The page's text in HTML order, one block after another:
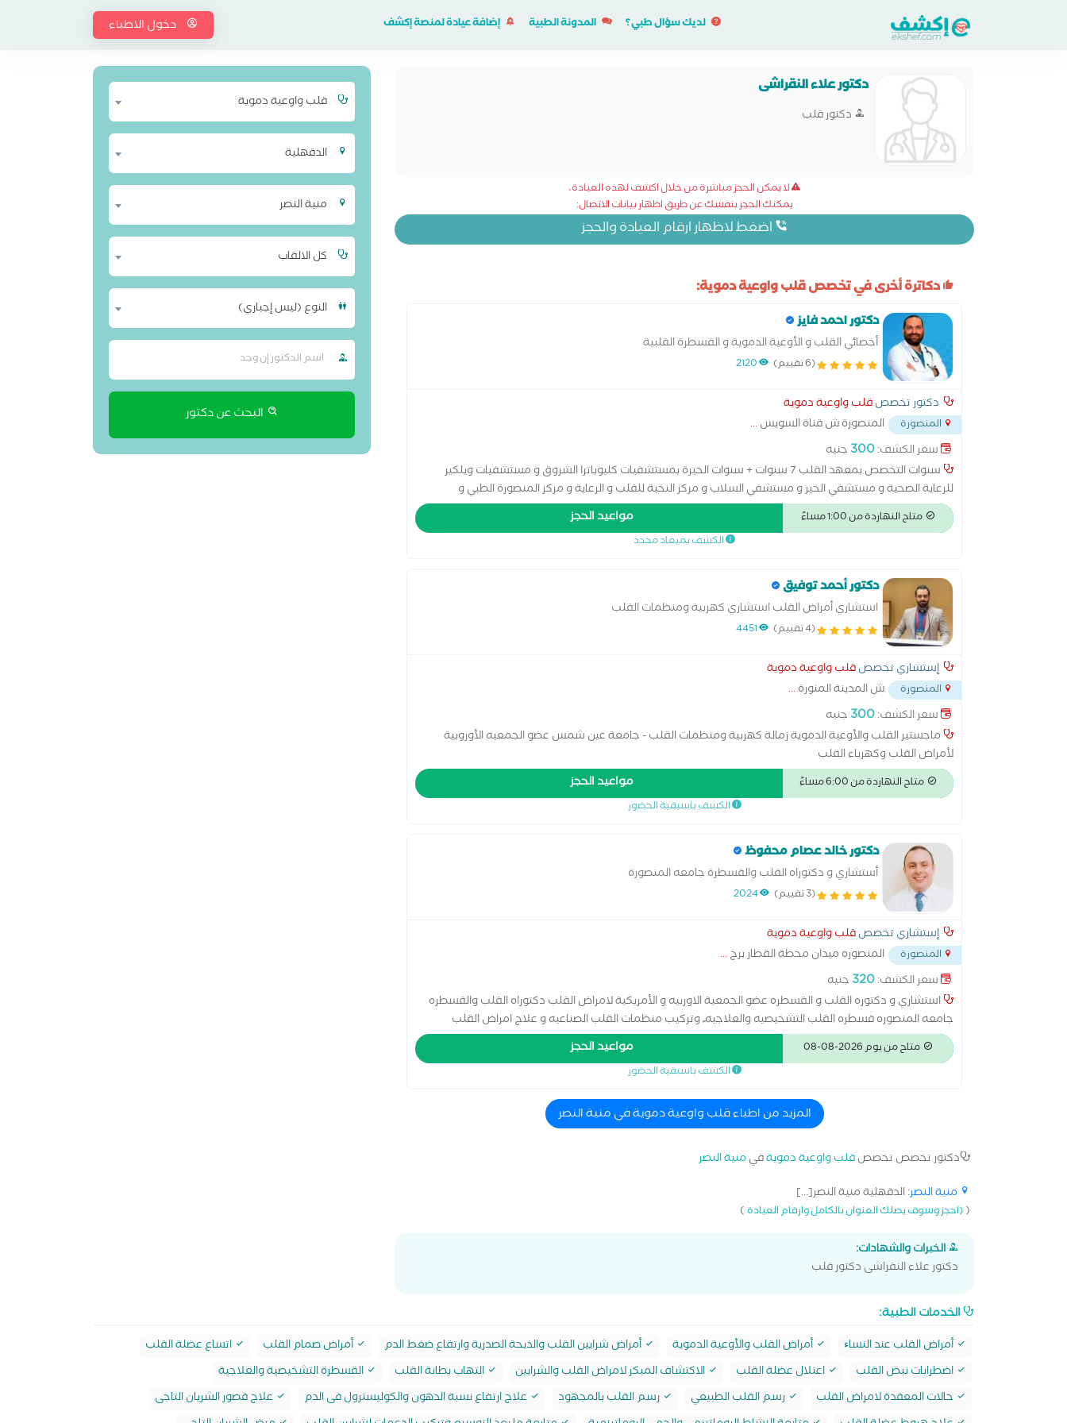
لديك سؤال طبي؟ المدونة الطبية إضافة عيادة لمنصة إكشف دخول الاطباء
دكتور علاء النقراشى
دكتور قلب
لا يمكن الحجز مباشرة من خلال اكشف لهذه العيادة،
يمكنك الحجز بنفسك عن طريق اظهار بيانات الاتصال:
اضغط لاظهار ارقام العيادة والحجز
دكاترة أخرى في تخصص قلب واوعية دموية:
دكتور احمد فايز
أخصائي القلب و الأوعية الدموية و القسطرة القلبية
(6 تقييم) 2120
دكتور تخصصقلب واوعية دموية
المنصورة المنصورة ش قناة السويس...
سعر الكشف:300 جنيه
سنوات التخصص بمعهد القلب 7 سنوات + سنوات الخبرة بمستشفيات كليوباترا الشروق و مستشفيات ويلكير
للرعاية الصحية و مستشفي الخير و مستشفي السلاب و مركز النخبة للقلب و الرعاية و مركز المنصورة الطبي و
مستشفي الدلتا
متاح النهاردة من 1:00 مساءً مواعيد الحجز
الكشف بميعاد محدد
دكتور أحمد توفيق
استشاري أمراض القلب استشاري كهربية ومنظمات القلب
(4 تقييم) 4451
إستشاري تخصصقلب واوعية دموية
المنصورة ش المدينة المنورة...
سعر الكشف:300 جنيه
ماجستير القلب والأوعية الدموية زمالة كهربية ومنظمات القلب - جامعة عين شمس عضو الجمعيه الأوروبية
لأمراض القلب وكهرباء القلب
متاح النهاردة من 6:00 مساءً مواعيد الحجز
الكشف باسبقية الحضور
دكتور خالد عصام محفوظ
أستشاري و دكتوراه القلب والقسطرة جامعه المنصورة
(3 تقييم) 2024
إستشاري تخصصقلب واوعية دموية
المنصورة المنصوره ميدان محطة القطار برج...
سعر الكشف:320 جنيه
استشاري و دكتوره القلب و القسطره عضو الجمعية الاوربيه و الأمريكية لامراض القلب دكتوراه القلب والقسطره
جامعه المنصوره قسطره القلب التشخيصيه والعلاجيه ً وتركيب منظمات القلب الصناعيه و علاج امراض القلب
والضغط والسكر
متاح من يوم 2026-08-08 مواعيد الحجز
الكشف باسبقية الحضور
المزيد من اطباء قلب واوعية دموية في منية النصر
دكتور تخصص تخصصقلب واوعية دمويةفي منية النصر
منية النصر: الدقهلية منية النصر[...]
((احجز وسوف يصلك العنوان بالكامل وارقام العيادة)
الخبرات والشهادات:
دكتور علاء النقراشى دكتور قلب
قلب واوعية دموية
الدقهلية
منية النصر
كل الالقاب
النوع (ليس إجباري)
البحث عن دكتور
الخدمات الطبية:
أمراض القلب عند النساﺀ أمراض القلب والأوعية الدموية أمراض شرايين القلب والذبحة الصدرية وارتقاع ضغط الدم أمراض صمام القلب
اتساع عضلة القلب
اضطرابات نبض القلب
اعتلال عضلة القلب الاكتشاف المبكر لامراض القلب والشرايين التهاب بطانة القلب
القسطرة التشخيصية والعلاجية
حالات المعقدة لامراض القلب
رسم القلب الطبيعي رسم القلب بالمجهود علاج ارتفاع نسبة الدهون والكوليسترول فى الدم
علاج قصور الشريان التاجى